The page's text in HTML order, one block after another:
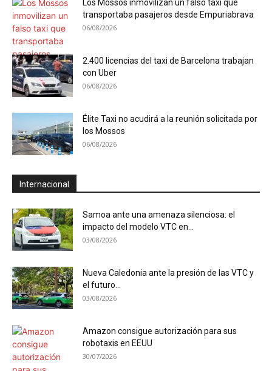
Los Mossos inmovilizan un falso taxi que
transportaba pasajeros desde Empuriabrava
06/08/2026
2.400 licencias del taxi de Barcelona trabajan
con Uber
06/08/2026
Élite Taxi no acudirá a la reunión solicitada por
los Mossos
06/08/2026
Internacional
Samoa ante una amenaza silenciosa: el
impacto del modelo VTC en...
03/08/2026
Nueva Caledonia ante la presión de las VTC y
el futuro...
03/08/2026
Amazon consigue autorización para sus
robotaxis en EEUU
30/07/2026